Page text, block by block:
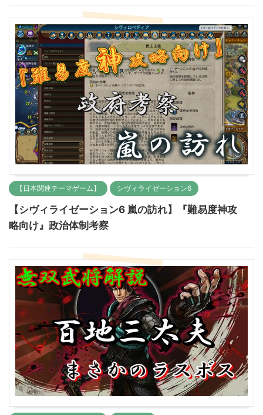
【日本関連テーマゲーム】 シヴィライゼーション6
【シヴィライゼーション6 嵐の訪れ】『難易度神攻
略向け』政治体制考察